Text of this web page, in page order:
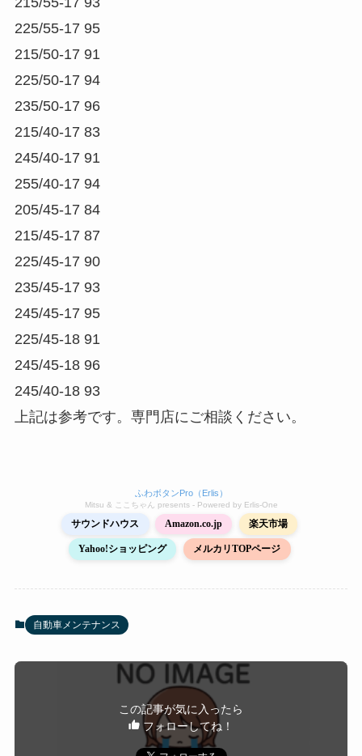
225/55-17 95
215/50-17 91
225/50-17 94
235/50-17 96
215/40-17 83
245/40-17 91
255/40-17 94
205/45-17 84
215/45-17 87
225/45-17 90
235/45-17 93
245/45-17 95
225/45-18 91
245/45-18 96
245/40-18 93
上記は参考です。専門店にご相談ください。
ふわボタンPro（Erlis）
Mitsu & ここちゃん presents - Powered by Erlis‑One
サウンドハウス Amazon.co.jp 楽天市場
Yahoo!ショッピング メルカリTOPページ
自動車メンテナンス
この記事が気に入ったら
フォローしてね！